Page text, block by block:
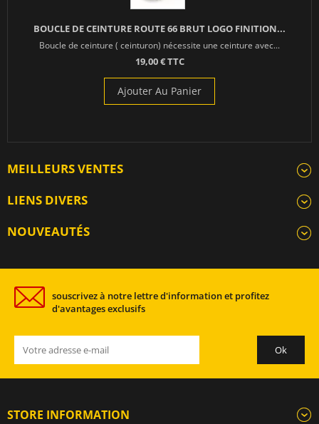
BOUCLE DE CEINTURE ROUTE 66 BRUT LOGO FINITION...
Boucle de ceinture ( ceinturon) nécessite une ceinture avec...
19,00 € TTC
Ajouter Au Panier
MEILLEURS VENTES
LIENS DIVERS
NOUVEAUTÉS
souscrivez à notre lettre d'information et profitez
d'avantages exclusifs
STORE INFORMATION